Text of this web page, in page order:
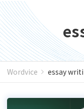
Wordvice essay